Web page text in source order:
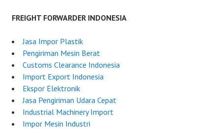
FREIGHT FORWARDER INDONESIA
Jasa Impor Plastik
Pengiriman Mesin Berat
Customs Clearance Indonesia
Import Export Indonesia
Ekspor Elektronik
Jasa Pengiriman Udara Cepat
Industrial Machinery Import
Impor Mesin Industri